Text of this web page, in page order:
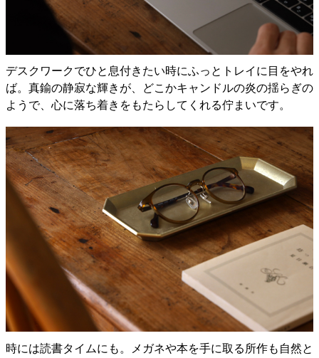
デスクワークでひと息付きたい時にふっとトレイに目をやれ
ば。真鍮の静寂な輝きが、どこかキャンドルの炎の揺らぎの
ようで、心に落ち着きをもたらしてくれる佇まいです。
時には読書タイムにも。メガネや本を手に取る所作も自然と